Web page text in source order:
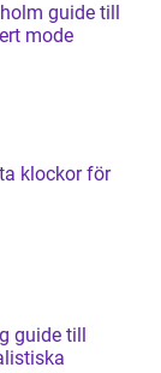
till
mode
klockor för
guide till